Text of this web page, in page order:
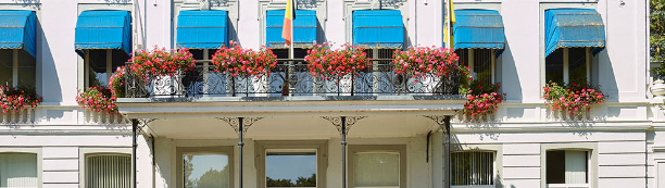
Publicatiedatum: 18/10/2023
Nummer gebeurtenissenbericht:3
De sociale media-accounts van Lijst Burgemeester Wielsbeke
Klik hieronder op een gebeurtenissennummer naar keuze.